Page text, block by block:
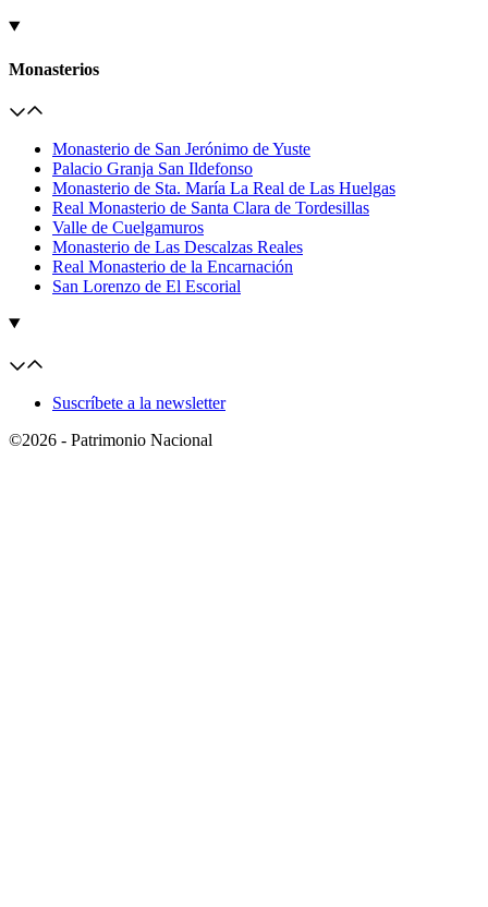
Monasterios
Monasterio de San Jerónimo de Yuste
Palacio Granja San Ildefonso
Monasterio de Sta. María La Real de Las Huelgas
Real Monasterio de Santa Clara de Tordesillas
Valle de Cuelgamuros
Monasterio de Las Descalzas Reales
Real Monasterio de la Encarnación
San Lorenzo de El Escorial
Suscríbete a la newsletter
©2026 - Patrimonio Nacional